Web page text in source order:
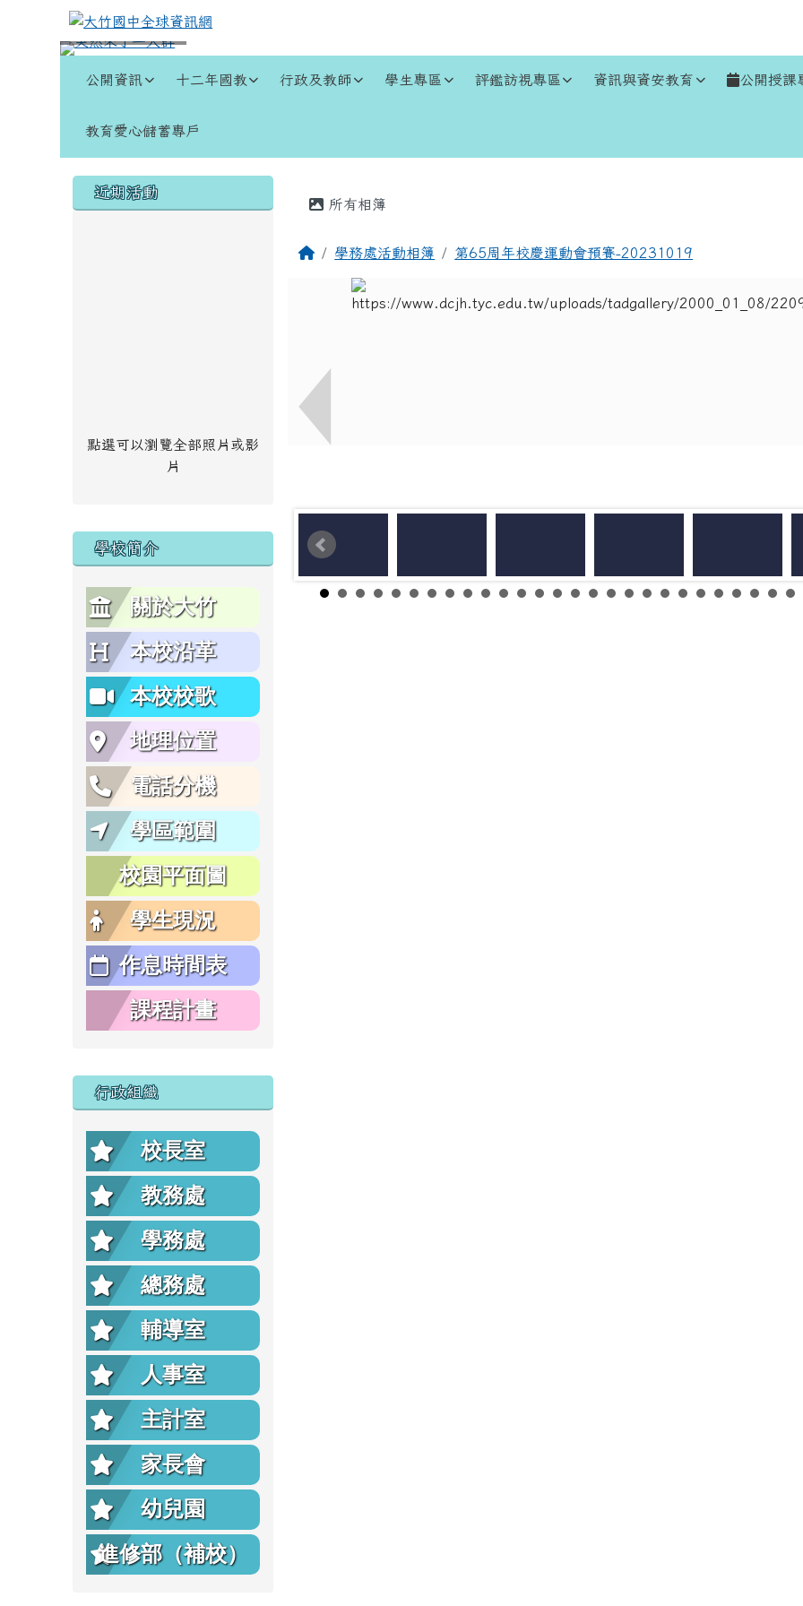
跳至主內容區
大竹國中全球資訊網
公開資訊 十二年國教 行政及教師 學生專區 評鑑訪視專區 資訊與資安教育 公開授課
教育愛心儲蓄專戶
左邊區域內容
近期活動
點選可以瀏覽全部照片或影
片
學校簡介
關於大竹
本校沿革
本校校歌
地理位置
電話分機
學區範圍
校園平面圖
學生現況
作息時間表
課程計畫
行政組織
校長室
教務處
學務處
總務處
輔導室
人事室
主計室
家長會
幼兒園
進修部（補校）
主內容區域
所有相簿
回首頁學務處活動相簿 第65周年校慶運動會預賽-20231019
頁尾區域